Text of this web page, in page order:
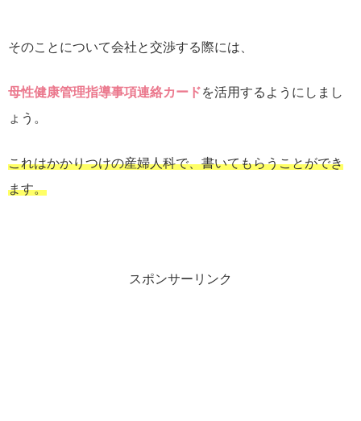
そのことについて会社と交渉する際には、
母性健康管理指導事項連絡カードを活用するようにしまし
ょう。
これはかかりつけの産婦人科で、書いてもらうことができ
ます。
スポンサーリンク